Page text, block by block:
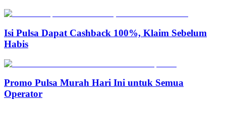
Isi Pulsa Dapat Cashback 100%, Klaim Sebelum
Habis
Promo Pulsa Murah Hari Ini untuk Semua
Operator